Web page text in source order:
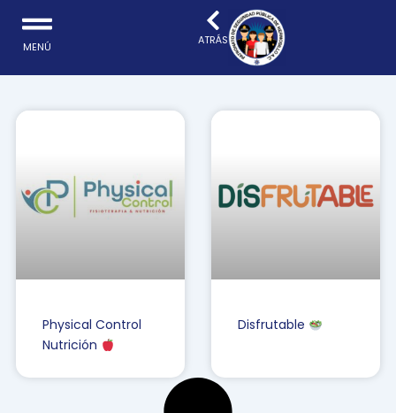
contenido
ATRÁS
MENÚ
Physical Control
Nutrición
Disfrutable